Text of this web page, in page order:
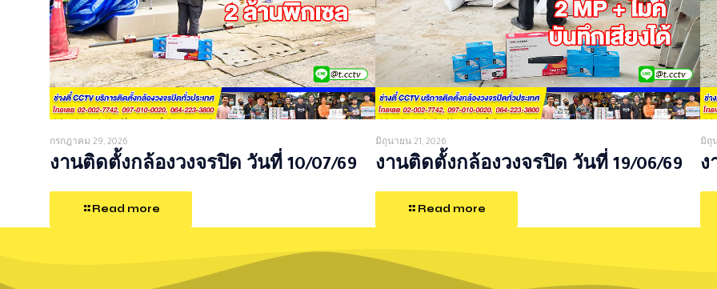
กรกฎาคม 29, 2026
งานติดตั้งกล้องวงจรปิด วันที่ 10/07/69
Read more
มิถุนายน 21, 2026
งานติดตั้งกล้องวงจรปิด วันที่ 19/06/69
Read more
มิถุ
ง